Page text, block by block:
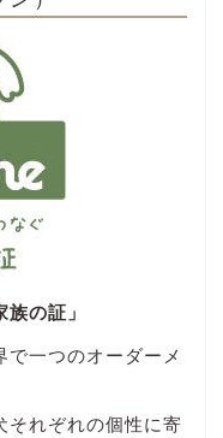
の証」
一つのオーダーメ
それぞれの個性に寄